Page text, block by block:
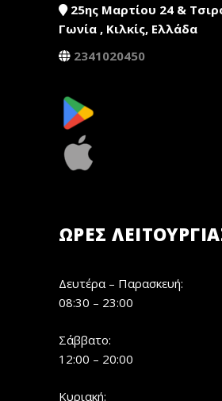
25ης Μαρτίου 24 &
Γωνία , Κιλκίς, Ελλάδα
2341020450
ΏΡΕΣ
Δευτέρα – Παρασκευή:
08:30 – 23:00
Σάββατο:
12:00 – 20:00
Κυριακή: